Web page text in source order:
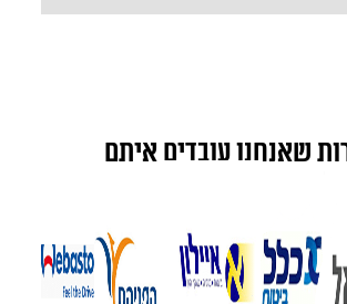
שאנחנו עובדים איתם